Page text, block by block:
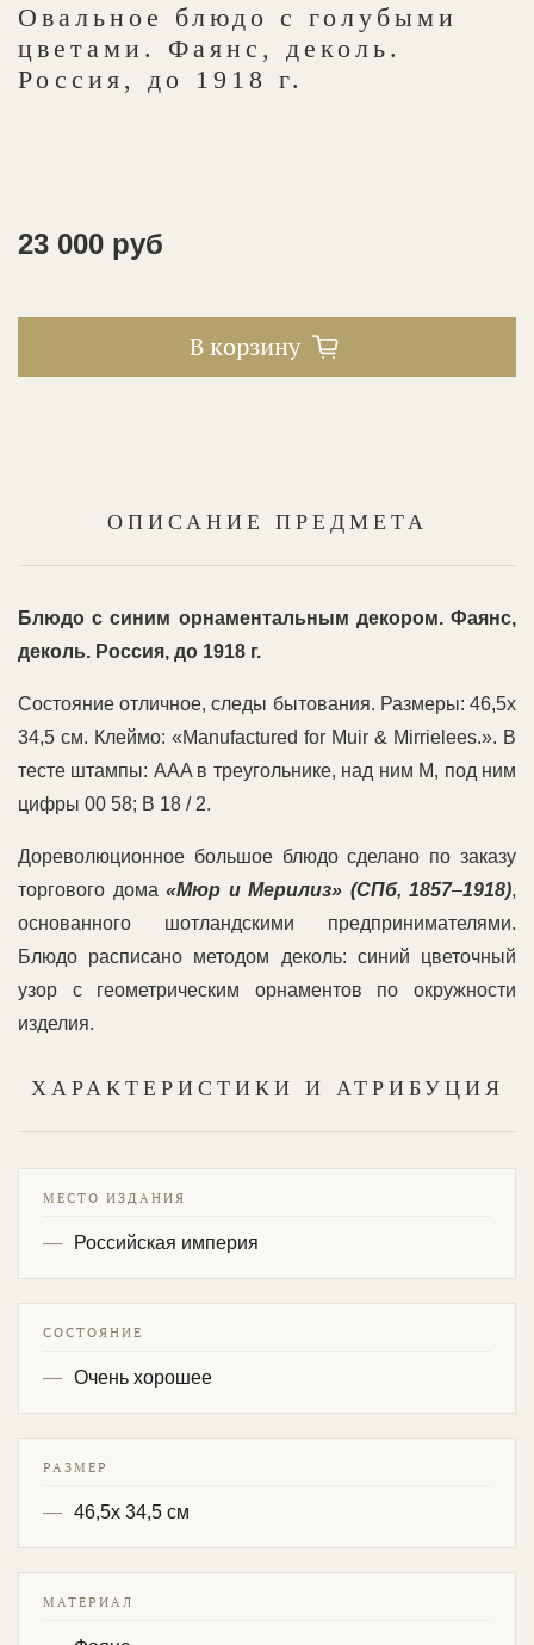
Овальное блюдо с голубыми
цветами. Фаянс, деколь.
Россия, до 1918 г.
23 000 руб
В корзину
ОПИСАНИЕ ПРЕДМЕТА
Блюдо с синим орнаментальным декором. Фаянс,
деколь. Россия, до 1918 г.
Состояние отличное, следы бытования. Размеры: 46,5х
34,5 см. Клеймо: «Manufactured for Muir & Mirrielees.». В
тесте штампы: AAA в треугольнике, над ним М, под ним
цифры 00 58; B 18 / 2.
Дореволюционное большое блюдо сделано по заказу
торгового дома «Мюр и Мерилиз» (СПб, 1857–1918),
основанного шотландскими предпринимателями.
Блюдо расписано методом деколь: синий цветочный
узор с геометрическим орнаментов по окружности
изделия.
ХАРАКТЕРИСТИКИ И АТРИБУЦИЯ
МЕСТО ИЗДАНИЯ
Российская империя
СОСТОЯНИЕ
Очень хорошее
РАЗМЕР
46,5х 34,5 см
МАТЕРИАЛ